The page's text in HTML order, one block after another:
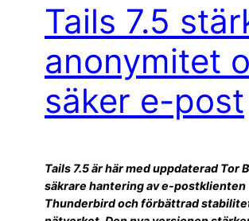
Tails 7.5
anonymitet
säker e-post
Tails 7.5 är här med uppdaterad Tor
säkrare hantering av e-postklienten
Thunderbird och förbättrad